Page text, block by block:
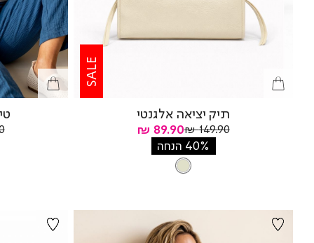
SALE
תיק יציאה אלגנטי
מחיר
מוצר
89.90 ₪
מחיר
רגיל
149.90 ₪
40% הנחה
צבע
STONE
STONE